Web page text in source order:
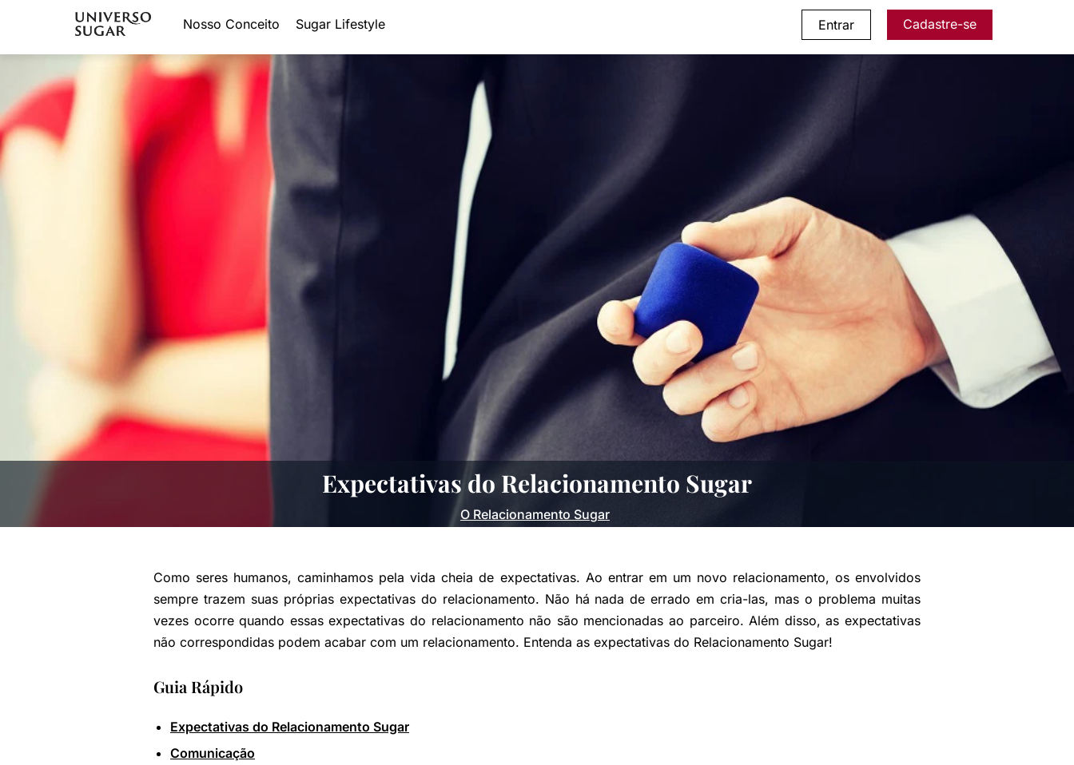
Nosso Conceito Sugar Lifestyle Entrar Cadastre-se
Expectativas do Relacionamento Sugar
O Relacionamento Sugar
Como seres humanos, caminhamos pela vida cheia de expectativas. Ao entrar em um novo relacionamento, os envolvidos
sempre trazem suas próprias expectativas do relacionamento. Não há nada de errado em cria-las, mas o problema muitas
vezes ocorre quando essas expectativas do relacionamento não são mencionadas ao parceiro. Além disso, as expectativas
não correspondidas podem acabar com um relacionamento. Entenda as expectativas do Relacionamento Sugar!
Guia Rápido
Expectativas do Relacionamento Sugar
Comunicação